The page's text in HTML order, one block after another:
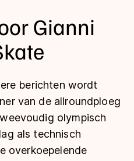
Gianni
berichten wordt
van de allroundploeg
olympisch
als technisch
overkoepelende